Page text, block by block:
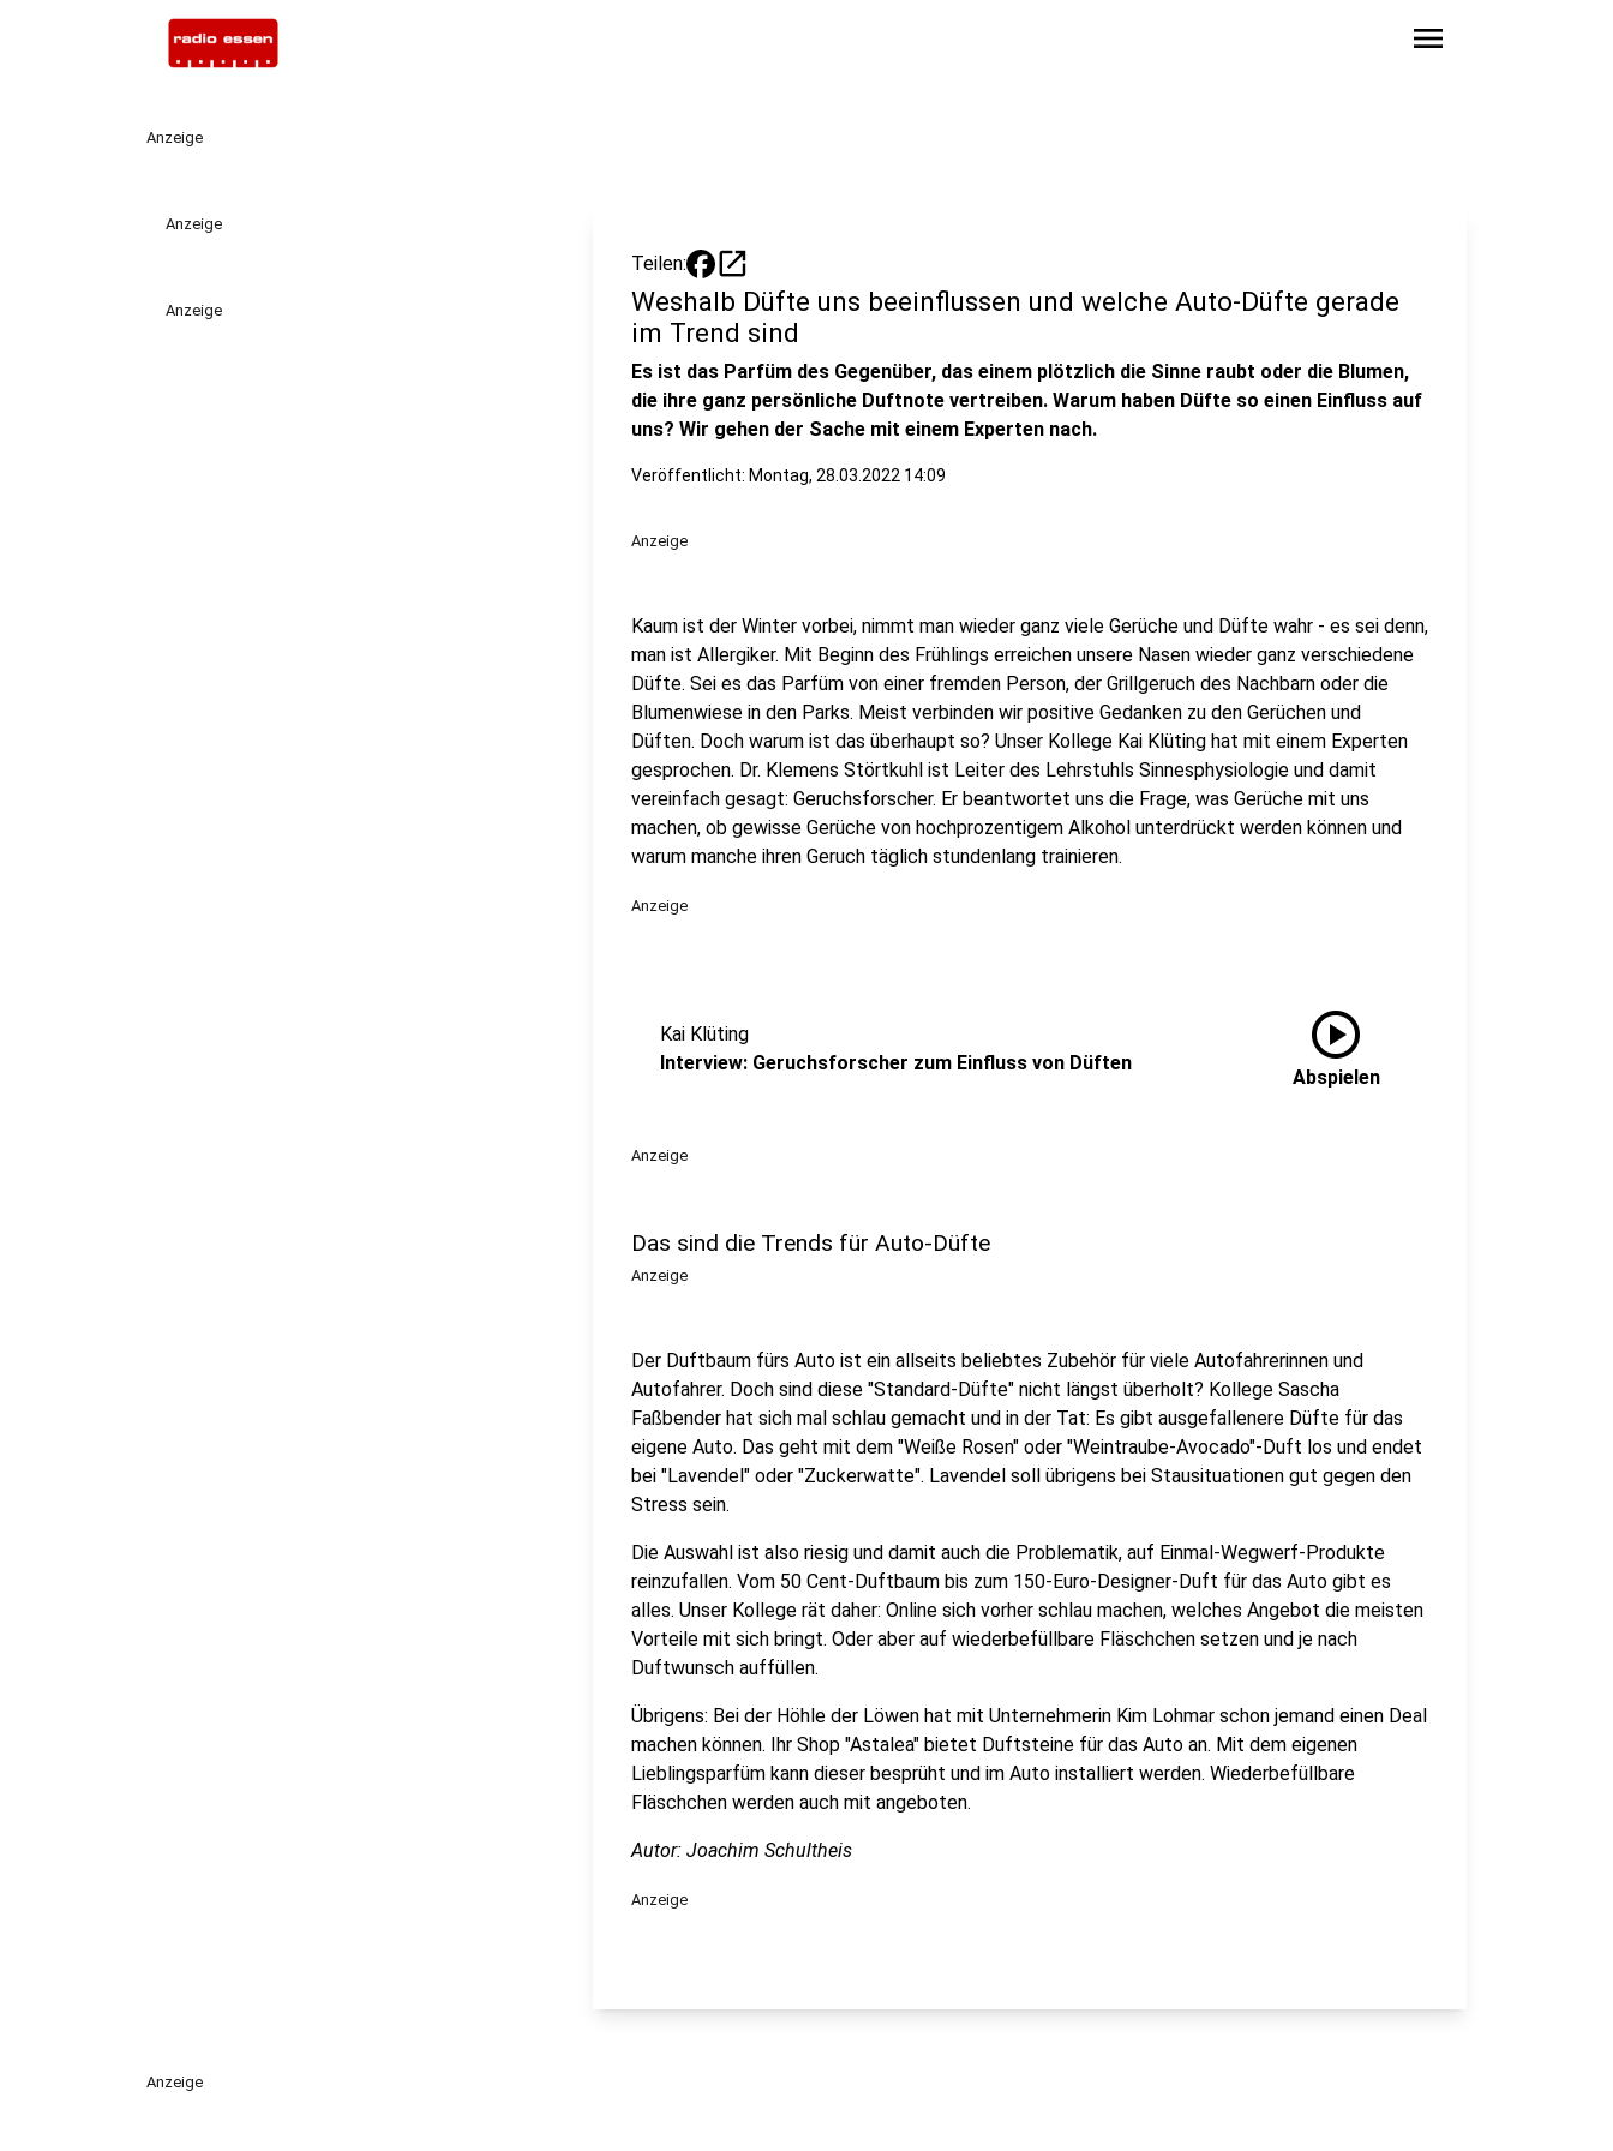
menu
Anzeige
Anzeige
Anzeige
Teilen: open_in_new
Weshalb Düfte uns beeinflussen und welche Auto-Düfte gerade
im Trend sind
Es ist das Parfüm des Gegenüber, das einem plötzlich die Sinne raubt oder die Blumen,
die ihre ganz persönliche Duftnote vertreiben. Warum haben Düfte so einen Einfluss auf
uns? Wir gehen der Sache mit einem Experten nach.
Veröffentlicht: Montag, 28.03.2022 14:09
Anzeige
Kaum ist der Winter vorbei, nimmt man wieder ganz viele Gerüche und Düfte wahr - es sei denn,
man ist Allergiker. Mit Beginn des Frühlings erreichen unsere Nasen wieder ganz verschiedene
Düfte. Sei es das Parfüm von einer fremden Person, der Grillgeruch des Nachbarn oder die
Blumenwiese in den Parks. Meist verbinden wir positive Gedanken zu den Gerüchen und
Düften. Doch warum ist das überhaupt so? Unser Kollege Kai Klüting hat mit einem Experten
gesprochen. Dr. Klemens Störtkuhl ist Leiter des Lehrstuhls Sinnesphysiologie und damit
vereinfach gesagt: Geruchsforscher. Er beantwortet uns die Frage, was Gerüche mit uns
machen, ob gewisse Gerüche von hochprozentigem Alkohol unterdrückt werden können und
warum manche ihren Geruch täglich stundenlang trainieren.
Anzeige
Kai Klüting
Interview: Geruchsforscher zum Einfluss von Düften
play_circle
Abspielen
Anzeige
Das sind die Trends für Auto-Düfte
Anzeige
Der Duftbaum fürs Auto ist ein allseits beliebtes Zubehör für viele Autofahrerinnen und
Autofahrer. Doch sind diese "Standard-Düfte" nicht längst überholt? Kollege Sascha
Faßbender hat sich mal schlau gemacht und in der Tat: Es gibt ausgefallenere Düfte für das
eigene Auto. Das geht mit dem "Weiße Rosen" oder "Weintraube-Avocado"-Duft los und endet
bei "Lavendel" oder "Zuckerwatte". Lavendel soll übrigens bei Stausituationen gut gegen den
Stress sein.
Die Auswahl ist also riesig und damit auch die Problematik, auf Einmal-Wegwerf-Produkte
reinzufallen. Vom 50 Cent-Duftbaum bis zum 150-Euro-Designer-Duft für das Auto gibt es
alles. Unser Kollege rät daher: Online sich vorher schlau machen, welches Angebot die meisten
Vorteile mit sich bringt. Oder aber auf wiederbefüllbare Fläschchen setzen und je nach
Duftwunsch auffüllen.
Übrigens: Bei der Höhle der Löwen hat mit Unternehmerin Kim Lohmar schon jemand einen Deal
machen können. Ihr Shop "Astalea" bietet Duftsteine für das Auto an. Mit dem eigenen
Lieblingsparfüm kann dieser besprüht und im Auto installiert werden. Wiederbefüllbare
Fläschchen werden auch mit angeboten.
Autor: Joachim Schultheis
Anzeige
Anzeige